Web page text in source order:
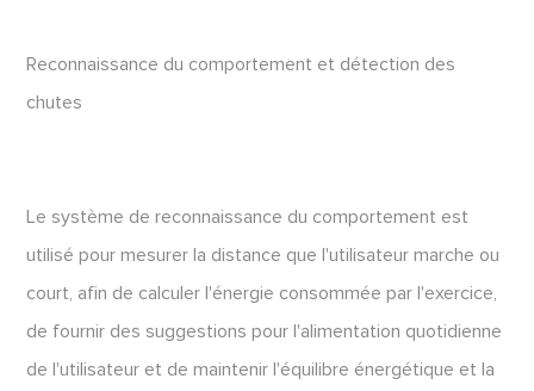
Reconnaissance du comportement et détection des
chutes
Le système de reconnaissance du comportement est
utilisé pour mesurer la distance que l'utilisateur marche ou
court, afin de calculer l'énergie consommée par l'exercice,
de fournir des suggestions pour l'alimentation quotidienne
de l'utilisateur et de maintenir l'équilibre énergétique et la